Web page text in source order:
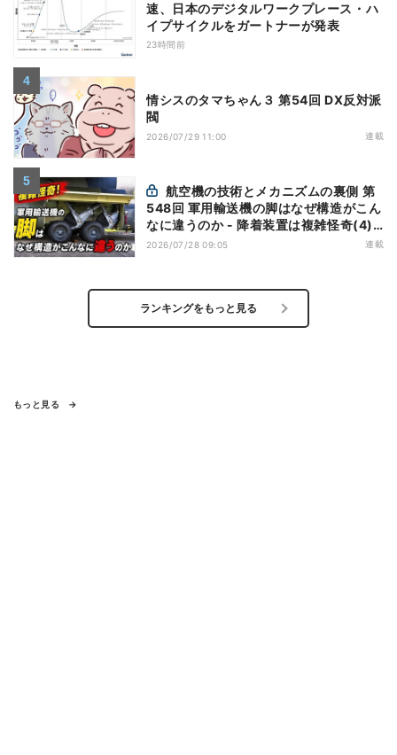
速、日本のデジタルワークプレース・ハ
イプサイクルをガートナーが発表
23時間前
情シスのタマちゃん３ 第54回 DX反対派
閥
2026/07/29 11:00 連載
548回 軍用輸送機の脚はなぜ構造がこん
なに違うのか - 降着装置は複雑怪奇(4)|
軍用輸送機(9)
2026/07/28 09:05 連載
ランキングをもっと見る
もっと見る